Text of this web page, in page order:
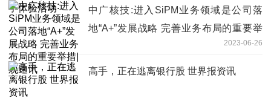
中广核技:进入SiPM业务领域是公司落
地“A+”发展战略 完善业务布局的重要举
2023-06-26
高手，正在逃离银行股 世界报资讯